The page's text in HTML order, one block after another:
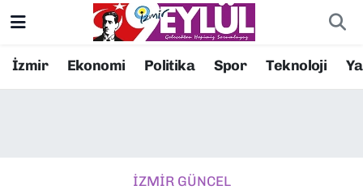
İzmir Ekonomi Politika Spor Teknoloji
İZMİR GÜNCEL
Resmi İlanlar
Konak Nöbetçi Eczaneler
Süper Lig Puan Durumu ve Fikstür